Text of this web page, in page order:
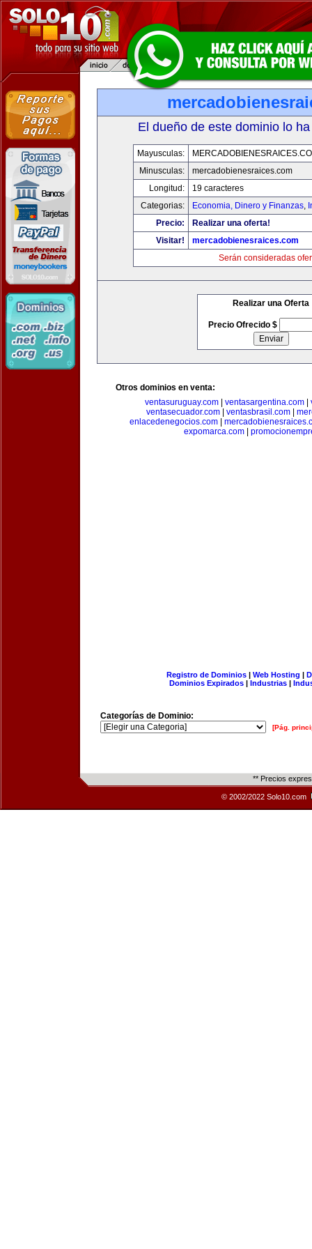
El dueño de este dominio lo
Mayusculas:
Minusculas:
mercadobienesraices.com
Longitud:
19 caracteres
Categorias:
Economia, Dinero y Finanzas,
Precio:
Realizar una oferta!
Visitar!
mercadobienesraices.com
Serán consideradas
Realizar una Oferta
Precio Ofrecido $
Otros dominios en venta:
ventasuruguay.com| ventasargentina.com|
ventasecuador.com| ventasbrasil.com|
enlacedenegocios.com|
expomarca.com|
Registro de Dominios| Web Hosting |
Dominios Expirados | Industrias |
Categorías de Dominio:
[Pág.
** Precios
© 2002/2022 Solo10.com